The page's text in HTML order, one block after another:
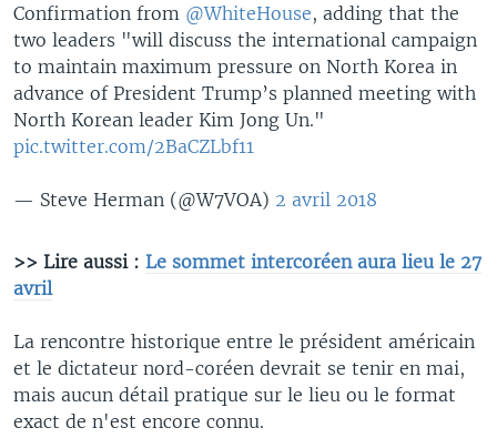
Confirmation from @WhiteHouse, adding that the
two leaders "will discuss the international campaign
to maintain maximum pressure on North Korea in
advance of President Trump’s planned meeting with
North Korean leader Kim Jong Un."
pic.twitter.com/2BaCZLbf11
— Steve Herman (@W7VOA) 2 avril 2018
>> Lire aussi : Le sommet intercoréen aura lieu le 27
avril
La rencontre historique entre le président américain
et le dictateur nord-coréen devrait se tenir en mai,
mais aucun détail pratique sur le lieu ou le format
exact de n'est encore connu.